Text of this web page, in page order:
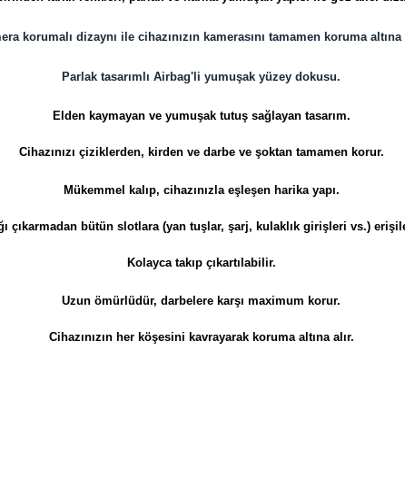
korumalı dizaynı ile cihazınızın kamerasını tamamen koruma altına
Parlak tasarımlı Airbag'li yumuşak yüzey dokusu.
Elden kaymayan ve yumuşak tutuş sağlayan tasarım.
Cihazınızı çiziklerden, kirden ve darbe ve şoktan tamamen korur.
Mükemmel kalıp, cihazınızla eşleşen harika yapı.
çıkarmadan bütün slotlara (yan tuşlar, şarj, kulaklık girişleri vs.)
Kolayca takıp çıkartılabilir.
Uzun ömürlüdür, darbelere karşı maximum korur.
​​​​​​​Cihazınızın her köşesini kavrayarak koruma altına alır.